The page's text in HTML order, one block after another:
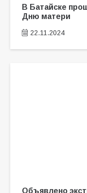
В Батайске
Дню матери
22.11.2024
Объявлено